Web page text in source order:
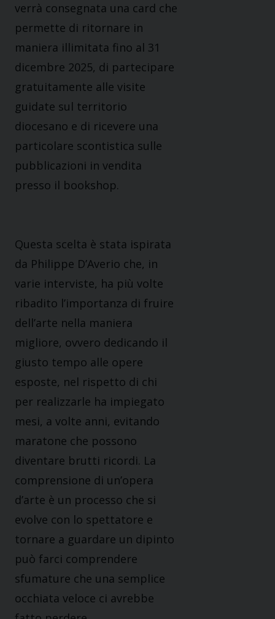
verrà consegnata una card che
permette di ritornare in
maniera illimitata fino al 31
dicembre 2025, di partecipare
gratuitamente alle visite
guidate sul territorio
diocesano e di ricevere una
particolare scontistica sulle
pubblicazioni in vendita
presso il bookshop.
Questa scelta è stata ispirata
da Philippe D’Averio che, in
varie interviste, ha più volte
ribadito l’importanza di fruire
dell’arte nella maniera
migliore, ovvero dedicando il
giusto tempo alle opere
esposte, nel rispetto di chi
per realizzarle ha impiegato
mesi, a volte anni, evitando
maratone che possono
diventare brutti ricordi. La
comprensione di un’opera
d’arte è un processo che si
evolve con lo spettatore e
tornare a guardare un dipinto
può farci comprendere
sfumature che una semplice
occhiata veloce ci avrebbe